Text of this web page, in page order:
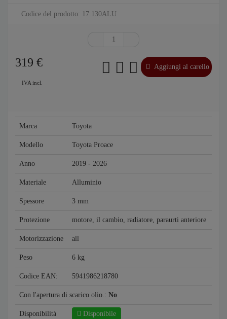
Codice del prodotto: 17.130ALU
319 €
IVA incl.
Aggiungi al carello
Marca Toyota
Modello Toyota Proace
Anno 2019 - 2026
Materiale Alluminio
Spessore 3 mm
Protezione motore, il cambio, radiatore, paraurti anteriore
Motorizzazione all
Peso 6 kg
Codice EAN: 5941986218780
Con l'apertura di scarico olio.: No
Disponibilità Disponibile